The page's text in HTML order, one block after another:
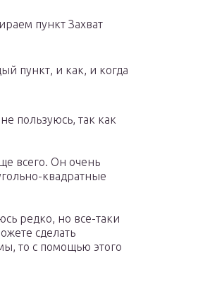
пункт Захват
пункт, и как, и когда
пользуюсь, так как
всего. Он очень
квадратные
редко, но все-таки
сделать
то с помощью этого